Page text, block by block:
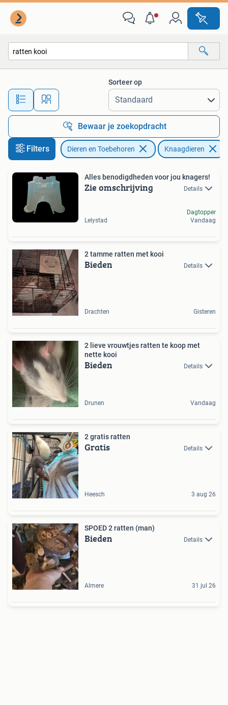
Alle afstanden…
Sorteer op
Bewaar je zoekopdracht
Filters Dieren en Toebehoren Knaagdieren
Alles benodigdheden voor jou knagers!
Zie omschrijving Details
Lelystad
Dagtopper
Vandaag
2 tamme ratten met kooi
Bieden Details
Drachten Gisteren
2 lieve vrouwtjes ratten te koop met
nette kooi
Bieden Details
Drunen Vandaag
2 gratis ratten
Gratis Details
Heesch 3 aug 26
SPOED 2 ratten (man)
Bieden Details
Almere 31 jul 26